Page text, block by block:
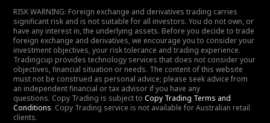
RISK WARNING: Foreign exchange and derivatives trading carries
significant risk and is not suitable for all investors. You do not own, or
have any interest in, the underlying assets. Before you decide to trade
foreign exchange and derivatives, we encourage you to consider your
investment objectives, your risk tolerance and trading experience.
Tradingcup provides technology services that does not consider your
objectives, financial situation or needs. The content of this website
must not be construed as personal advice; please seek advice from
an independent financial or tax advisor if you have any
questions. Copy Trading is subject to Copy Trading Terms and
Conditions. Copy Trading service is not available for Australian retail
clients.